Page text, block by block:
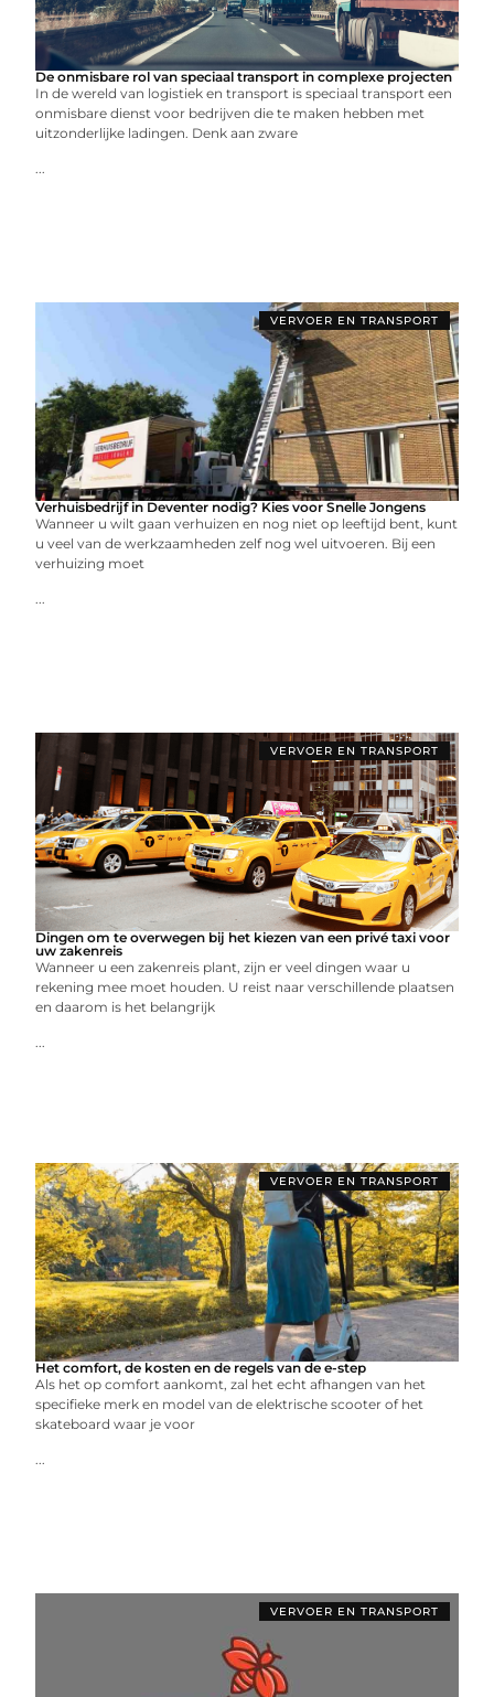
De onmisbare rol van speciaal transport in complexe projecten
In de wereld van logistiek en transport is speciaal transport een
onmisbare dienst voor bedrijven die te maken hebben met
uitzonderlijke ladingen. Denk aan zware
...
VERVOER EN TRANSPORT
Verhuisbedrijf in Deventer nodig? Kies voor Snelle Jongens
Wanneer u wilt gaan verhuizen en nog niet op leeftijd bent, kunt
u veel van de werkzaamheden zelf nog wel uitvoeren. Bij een
verhuizing moet
...
VERVOER EN TRANSPORT
Dingen om te overwegen bij het kiezen van een privé taxi voor
uw zakenreis
Wanneer u een zakenreis plant, zijn er veel dingen waar u
rekening mee moet houden. U reist naar verschillende plaatsen
en daarom is het belangrijk
...
VERVOER EN TRANSPORT
Het comfort, de kosten en de regels van de e-step
Als het op comfort aankomt, zal het echt afhangen van het
specifieke merk en model van de elektrische scooter of het
skateboard waar je voor
...
VERVOER EN TRANSPORT